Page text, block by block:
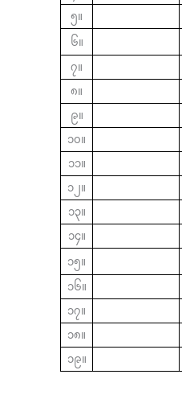
၅။
၆။
၇။
၈။
၉။
၁၀။
၁၁။
၁၂။
၁၃။
၁၄။
၁၅။
၁၆။
၁၇။
၁၈။
၁၉။